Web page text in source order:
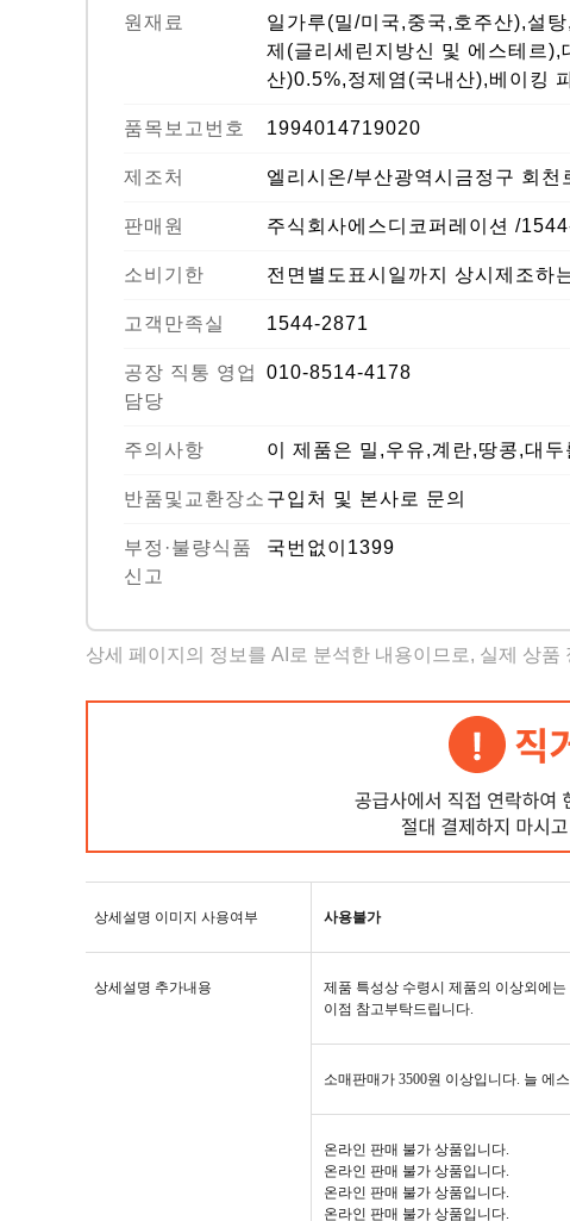
원재료
일가루(밀/미국,중국,호주산),설
제(글리세린지방신 및 에스테르
산)0.5%,정제염(국내산),베이킹
품목보고번호 1994014719020
제조처 엘리시온/부산광역시금정구 회
판매원 주식회사에스디코퍼레이션 /
소비기한 전면별도표시일까지 상시제조하
고객만족실 1544-2871
공장 직통 영업
담당
010-8514-4178
주의사항 이 제품은 밀,우유,계란,땅콩,대
반품및교환장소 구입처 및 본사로 문의
부정·불량식품
신고
국번없이1399
상세 페이지의 정보를 AI로 분석한 내용이므로, 실제 상
상세설명 이미지 사용여부 사용불가
상세설명 추가내용
제품 특성상 수령시 제품의 이상외에
이점 참고부탁드립니다.
소매판매가 3500원 이상입니다. 늘 에
온라인 판매 불가 상품입니다.
온라인 판매 불가 상품입니다.
온라인 판매 불가 상품입니다.
온라인 판매 불가 상품입니다.